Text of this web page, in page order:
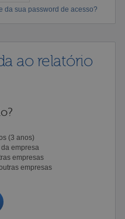
da sua password de acesso?
ao relatório
(3 anos)
da empresa
empresas
empresas